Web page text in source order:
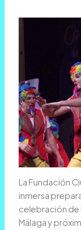
La Fundación
inmersa
celebración de
Málaga y